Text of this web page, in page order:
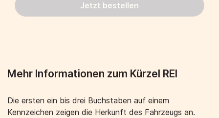
Jetzt bestellen
Mehr Informationen zum Kürzel REI
Die ersten ein bis drei Buchstaben auf einem
Kennzeichen zeigen die Herkunft des Fahrzeugs an.